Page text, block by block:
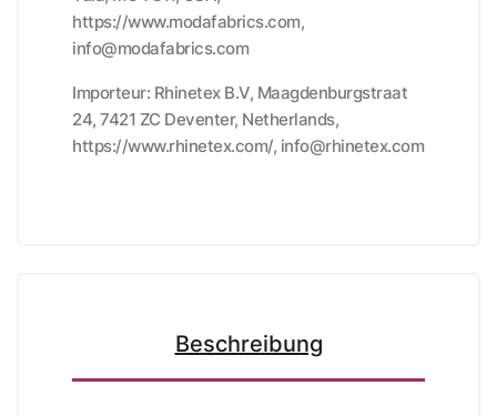
https://www.modafabrics.com,
info@modafabrics.com
Importeur: Rhinetex B.V, Maagdenburgstraat
24, 7421 ZC Deventer, Netherlands,
https://www.rhinetex.com/, info@rhinetex.com
Beschreibung